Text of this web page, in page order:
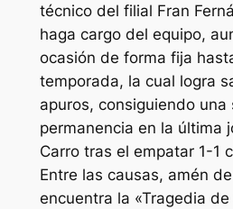
técnico del filial Fran
haga cargo del equipo,
ocasión de forma fija
temporada, la cual logra
apuros, consiguiendo una
permanencia en la última
Carro tras el empatar 1-1
Entre las causas, amén
encuentra la «Tragedia